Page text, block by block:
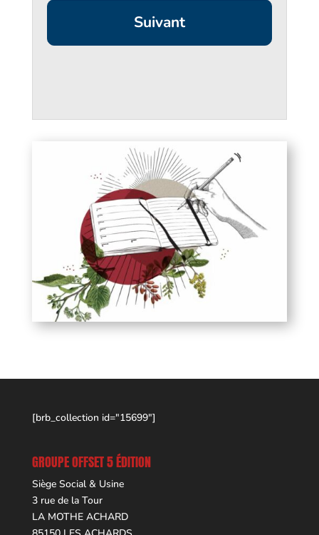
[brb_collection id="15699"]
GROUPE OFFSET 5 ÉDITION
Siège Social & Usine
3 rue de la Tour
LA MOTHE ACHARD